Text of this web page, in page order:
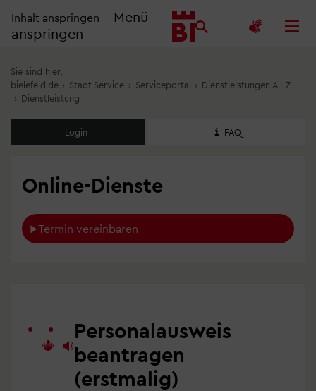
Inhalt anspringen
Menü
anspringen
Sie sind hier:
bielefeld.de › Stadt.Service › Serviceportal › Dienstleistungen A - Z
› Dienstleistung
Login FAQ
Online-Dienste
Termin vereinbaren
Personalausweis
beantragen
(erstmalig)